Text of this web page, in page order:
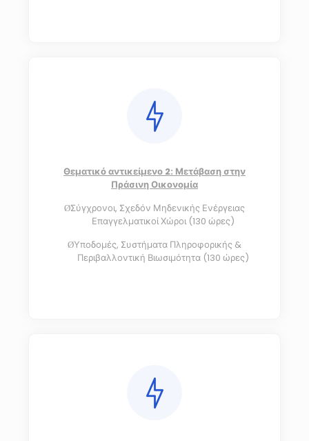
Θεματικό αντικείμενο 2: Μετάβαση στην
Πράσινη Οικονομία
ØΣύγχρονοι, Σχεδόν Μηδενικής Ενέργειας
Επαγγελματικοί Χώροι (130 ώρες)
ØΥποδομές, Συστήματα Πληροφορικής &
Περιβαλλοντική Βιωσιμότητα (130 ώρες)